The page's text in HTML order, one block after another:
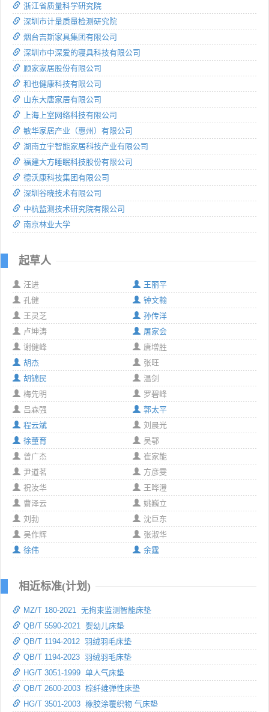
浙江省质量科学研究院
深圳市计量质量检测研究院
烟台吉斯家具集团有限公司
深圳市中深爱的寝具科技有限公司
顾家家居股份有限公司
和也健康科技有限公司
山东大唐家居有限公司
上海上室网络科技有限公司
敏华家居产业（惠州）有限公司
湖南立宇智能家居科技产业有限公司
福建大方睡眠科技股份有限公司
德沃康科技集团有限公司
深圳谷晓技术有限公司
中杭监测技术研究院有限公司
南京林业大学
起草人
汪进
王丽平
孔健
钟文翰
王灵芝
孙传洋
卢坤涛
屠家会
谢健峰
唐增胜
胡杰
张旺
胡锦民
温剑
梅先明
罗碧峰
吕森强
郭太平
程云斌
刘晨光
徐董育
吴鄂
曾广杰
崔家能
尹道茗
方彦雯
祝汝华
王晔澄
曹泽云
姚巍立
刘勃
沈巨东
吴作辉
张淑华
徐伟
余霆
相近标准(计划)
MZ/T 180-2021 无拘束监测智能床垫
QB/T 5590-2021 婴幼儿床垫
QB/T 1194-2012 羽绒羽毛床垫
QB/T 1194-2023 羽绒羽毛床垫
HG/T 3051-1999 单人气床垫
QB/T 2600-2003 棕纤维弹性床垫
HG/T 3501-2003 橡胶涂覆织物 气床垫